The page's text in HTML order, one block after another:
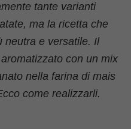
tante varianti
ma la ricetta che
neutra e versatile. Il
con un mix
nella farina di mais
come realizzarli.